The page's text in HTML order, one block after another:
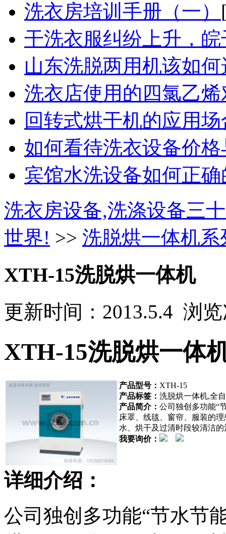
洗衣房培训手册（一）
干洗衣服纠纷上升，皖
山东洗脱两用机该如何
洗衣店使用的四氯乙烯
回转式烘干机的应用场
如何看待洗衣设备价格
宾馆水洗设备如何正确
洗衣房设备,洗涤设备三
世界! >> 洗脱烘一体机系
XTH-15洗脱烘一体机
更新时间：2013.5.4 浏
XTH-15洗脱烘一体
产品型号： XTH-15
产品标签： 洗脱烘一体机,全
产品简介： 公司独创多功能“
床罩、线毯、窗帘、服装的
水、烘干及过清时段较清洁
我要询价：
详细介绍：
公司独创多功能“节水节